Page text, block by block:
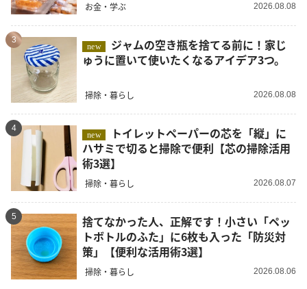
お金・学ぶ 2026.08.08
3
new
ゅうに置いて使いたくなるアイデア3つ。
掃除・暮らし 2026.08.08
4
new
ハサミで切ると掃除で便利【芯の掃除活用
術3選】
掃除・暮らし 2026.08.07
5
捨てなかった人、正解です！小さい「ペッ
トボトルのふた」に6枚も入った「防災対
策」【便利な活用術3選】
掃除・暮らし 2026.08.06